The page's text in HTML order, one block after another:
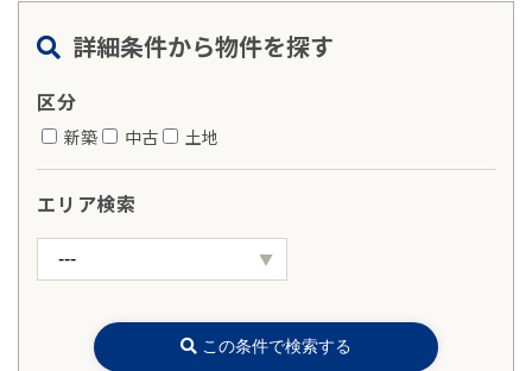
詳細条件から物件を探す
区分
新築 中古 土地
エリア検索
この条件で検索する